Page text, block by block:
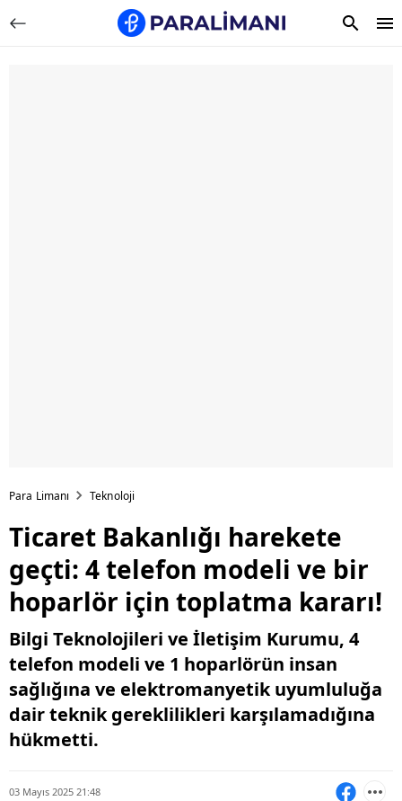
Para Limanı Teknoloji
Ticaret Bakanlığı harekete
geçti: 4 telefon modeli ve bir
hoparlör için toplatma kararı!
Bilgi Teknolojileri ve İletişim Kurumu, 4
telefon modeli ve 1 hoparlörün insan
sağlığına ve elektromanyetik uyumluluğa
dair teknik gereklilikleri karşılamadığına
hükmetti.
03 Mayıs 2025 21:48